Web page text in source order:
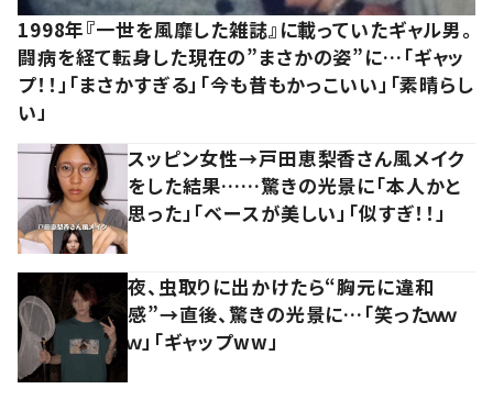
1998年『一世を風靡した雑誌』に載っていたギャル男。
闘病を経て転身した現在の”まさかの姿”に…「ギャッ
プ！！」「まさかすぎる」「今も昔もかっこいい」「素晴らし
い」
スッピン女性→戸田恵梨香さん風メイク
をした結果……驚きの光景に「本人かと
思った」「ベースが美しい」「似すぎ！！」
夜、虫取りに出かけたら“胸元に違和
感”→直後、驚きの光景に…「笑ったｗｗ
ｗ」「ギャップww」